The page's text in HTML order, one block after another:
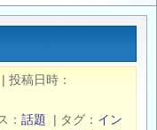
| 投稿日時
話題 | タグ
イン